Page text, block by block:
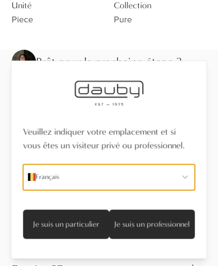
Unité
Piece
Collection
Pure
Prêt pour la prochaine étape ?
Découvrez la finition de près, demandez conseil ou
trouvez un revendeur près de chez vous.
Trouvez un revendeur
Informations techniques
Veuillez indiquer votre emplacement et si
vous êtes un visiteur privé ou professionnel.
Français
Je suis un particulier Je suis un professionnel